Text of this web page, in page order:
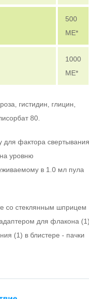
500
МЕ*
1000
МЕ*
гистидин, глицин,
80.
для фактора свертывания
уровню
в 1.0 мл пула
со стеклянным шприцем
для флакона
(1) в блистере - пачки